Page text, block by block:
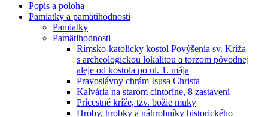
Popis a poloha
Pamiatky a pamätihodnosti
Pamiatky
Pamätihodnosti
Rímsko-katolícky kostol Povýšenia sv. Kríža
s archeologickou lokalitou a torzom pôvodnej
aleje od kostola po ul. 1. mája
Pravoslávny chrám Isusa Christa
Kalvária na starom cintoríne, 8 zastavení
Prícestné kríže, tzv. božie muky
Hroby, hrobky a náhrobníky historického